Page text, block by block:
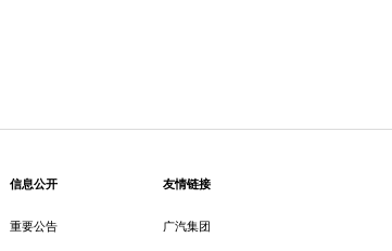
信息公开
重要公告
友情链接
广汽集团